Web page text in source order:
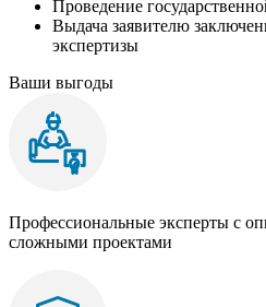
Проведение
Выдача заявителю
экспертизы
Ваши выгоды
Профессиональные эксперты с
сложными проектами